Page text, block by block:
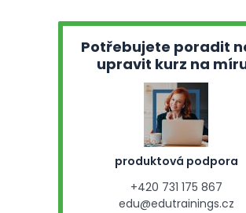
Potřebujete poradit
upravit kurz na
produktová podpora
+420 731 175 867
edu@edutrainings.cz